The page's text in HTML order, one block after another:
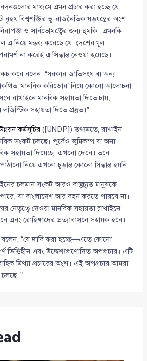
মাধ্যমে এমন প্রচার করা হচ্ছে যে,
বৃহৎ বিশ্বশক্তির ভূ-রাজনৈতিক ষড়যন্ত্রের অংশ
ও সার্বভৌমত্বের জন্য হুমকি। এমনকি
এ নিয়ে মন্তব্য করেছে যে, দেশের মূল
না করেই এ সিদ্ধান্ত নেওয়া হয়েছে।
করে বলেন, “সরকার জাতিসংঘ বা অন্য
‘মানবিক করিডোর’ নিয়ে কোনো আলোচনা
রাখাইনে মানবিক সহায়তা দিতে চায়,
সহায়তা দিতে প্রস্তুত।”
কর্মসূচির ([UNDP]) তথ্যমতে, রাখাইন
সংকট চলছে। পূর্বেও ভূমিকম্প বা অন্য
সহায়তা দিয়েছে, এখনো দেবে। তবে
নিয়ে এখনো চূড়ান্ত কোনো সিদ্ধান্ত হয়নি।
চলমান সংকট আরও বাস্তুচ্যুত মানুষকে
পারে, যা বাংলাদেশ আর বহন করতে পারবে না।
নেতৃত্বে দেওয়া মানবিক সহায়তা রাখাইনে
এবং রোহিঙ্গাদের প্রত্যাবাসনে সহায়ক হবে।
“যে দাবি করা হচ্ছে—এতে কোনো
ভিত্তিহীন এবং উদ্দেশ্যপ্রণোদিত অপপ্রচার। এটি
মিথ্যা প্রচারের অংশ। এই অপপ্রচার আমরা